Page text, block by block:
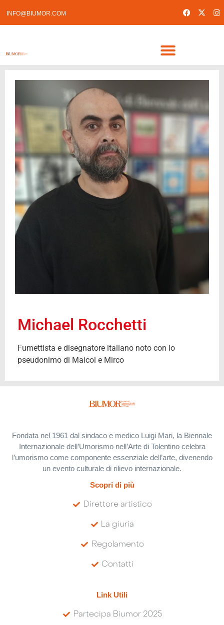
INFO@BIUMOR.COM
Michael Rocchetti
Fumettista e disegnatore italiano noto con lo
pseudonimo di Maicol e Mirco
Fondata nel 1961 dal sindaco e medico Luigi Mari, la Biennale
Internazionale dell’Umorismo nell’Arte di Tolentino celebra
l’umorismo come componente essenziale dell’arte, divenendo
un evento culturale di rilievo internazionale.
Scopri di più
Direttore artistico
La giuria
Regolamento
Contatti
Link Utili
Partecipa Biumor 2025